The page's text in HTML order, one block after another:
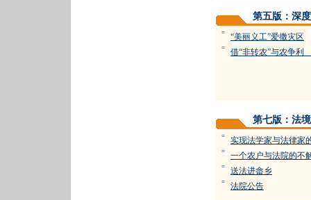
第五版：深度
= “美丽义工”爱撒灾区
= 借“非转农”与农争利
第七版：法境
= 实现法学家与法律家
= 一个农户与法院的不
= 送法进畲乡
= 法院公告